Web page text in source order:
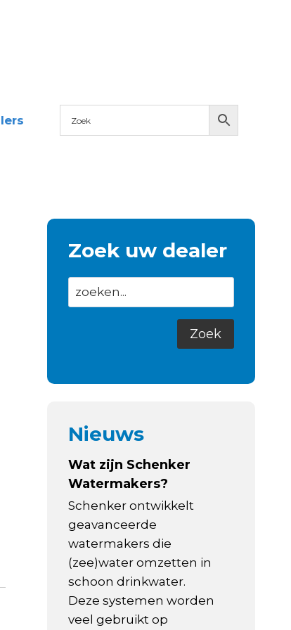
Zoek uw dealer
Nieuws
Wat zijn Schenker
Watermakers?
Schenker ontwikkelt
geavanceerde
watermakers die
(zee)water omzetten in
schoon drinkwater.
Deze systemen worden
veel gebruikt op